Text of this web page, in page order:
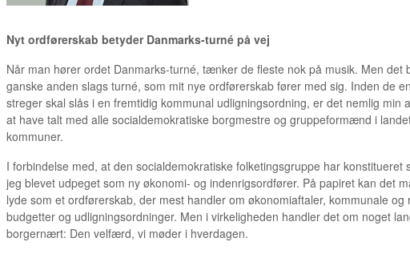
Nyt ordførerskab betyder Danmarks-turné på vej
Når man hører ordet Danmarks-turné, tænker de fleste nok på musik. Men det
ganske anden slags turné, som mit nye ordførerskab fører med sig. Inden de
streger skal slås i en fremtidig kommunal udligningsordning, er det nemlig min
at have talt med alle socialdemokratiske borgmestre og gruppeformænd i
kommuner.
I forbindelse med, at den socialdemokratiske folketingsgruppe har konstitueret
jeg blevet udpeget som ny økonomi- og indenrigsordfører. På papiret kan det
lyde som et ordførerskab, der mest handler om økonomiaftaler, kommunale og
budgetter og udligningsordninger. Men i virkeligheden handler det om noget
borgernært: Den velfærd, vi møder i hverdagen.